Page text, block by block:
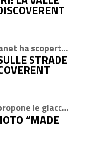
Grazie a Discoverent, Sasaplanet ha scoperto la magia della nostra amata regione
STRADE
L’azienda italiana di Sarego propone le giacche con la tecnologia H2Out, impermeabile, antivento e traspirante
“MADE